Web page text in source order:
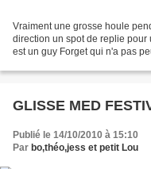
Vraiment une grosse houle
direction un spot de replie pour
est un guy Forget qui n'a pas
GLISSE MED
Publié le 14/10/2010 à 15:10
Par bo,théo,jess et petit Lou